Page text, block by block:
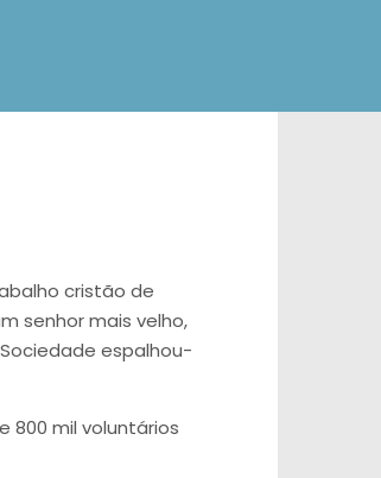
cristão de
senhor mais velho,
espalhou-
800 mil voluntários